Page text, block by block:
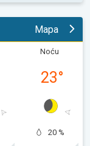
Mapa
Noću
23°
20 %